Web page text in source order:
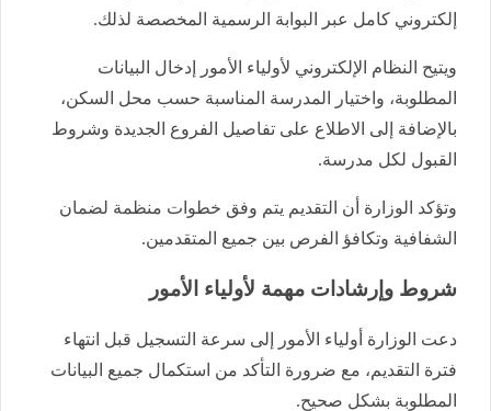
إلكتروني كامل عبر البوابة الرسمية المخصصة لذلك.
ويتيح النظام الإلكتروني لأولياء الأمور إدخال البيانات
المطلوبة، واختيار المدرسة المناسبة حسب محل السكن،
بالإضافة إلى الاطلاع على تفاصيل الفروع الجديدة وشروط
القبول لكل مدرسة.
وتؤكد الوزارة أن التقديم يتم وفق خطوات منظمة لضمان
الشفافية وتكافؤ الفرص بين جميع المتقدمين.
شروط وإرشادات مهمة لأولياء الأمور
دعت الوزارة أولياء الأمور إلى سرعة التسجيل قبل انتهاء
فترة التقديم، مع ضرورة التأكد من استكمال جميع البيانات
المطلوبة بشكل صحيح.